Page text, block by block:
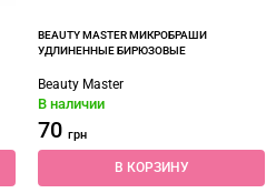
BEAUTY MASTER МИКРОБРАШИ
УДЛИНЕННЫЕ БИРЮЗОВЫЕ
Beauty Master
В наличии
70 грн
В КОРЗИНУ